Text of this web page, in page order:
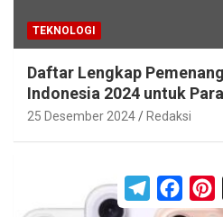
TEKNOLOGI
Daftar Lengkap
Indonesia 2024 untuk
25 Desember 2024 Redaksi
T
c
P
n